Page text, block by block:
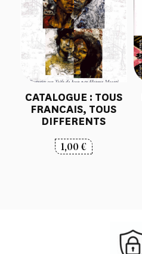
CATALOGUE : TOUS
FRANCAIS, TOUS
DIFFERENTS
1,00€